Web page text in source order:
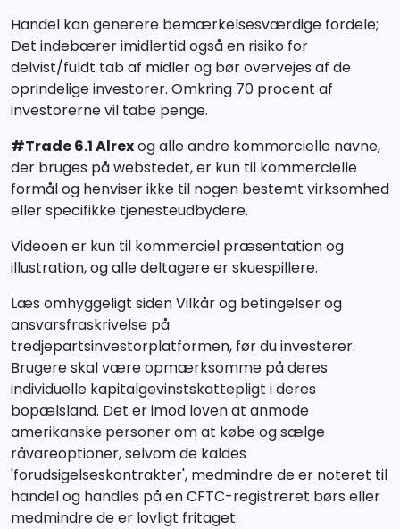
Handel kan generere bemærkelsesværdige fordele;
Det indebærer imidlertid også en risiko for
delvist/fuldt tab af midler og bør overvejes af de
oprindelige investorer. Omkring 70 procent af
investorerne vil tabe penge.
#Trade 6.1 Alrexog alle andre kommercielle navne,
der bruges på webstedet, er kun til kommercielle
formål og henviser ikke til nogen bestemt virksomhed
eller specifikke tjenesteudbydere.
Videoen er kun til kommerciel præsentation og
illustration, og alle deltagere er skuespillere.
Læs omhyggeligt siden Vilkår og betingelser og
ansvarsfraskrivelse på
tredjepartsinvestorplatformen, før du investerer.
Brugere skal være opmærksomme på deres
individuelle kapitalgevinstskattepligt i deres
bopælsland. Det er imod loven at anmode
amerikanske personer om at købe og sælge
råvareoptioner, selvom de kaldes
'forudsigelseskontrakter', medmindre de er noteret til
handel og handles på en CFTC-registreret børs eller
medmindre de er lovligt fritaget.